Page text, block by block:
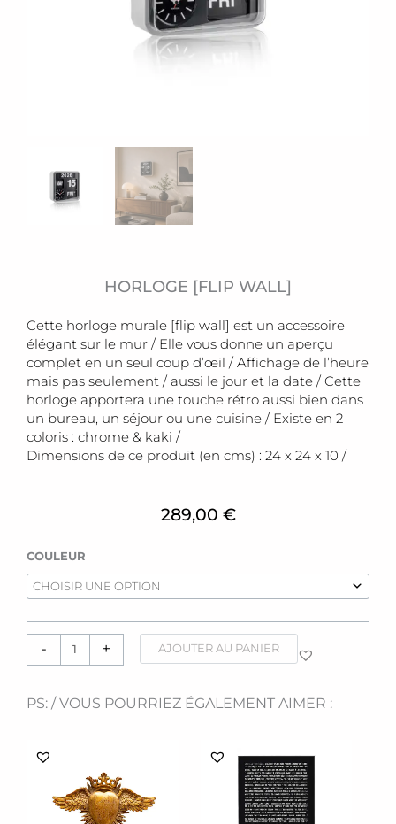
HORLOGE [FLIP WALL]
Cette horloge murale [flip wall] est un accessoire
élégant sur le mur / Elle vous donne un aperçu
complet en un seul coup d’œil / Affichage de l’heure
mais pas seulement / aussi le jour et la date / Cette
horloge apportera une touche rétro aussi bien dans
un bureau, un séjour ou une cuisine / Existe en 2
coloris : chrome & kaki /
Dimensions de ce produit (en cms) : 24 x 24 x 10 /
289,00 €
COULEUR
-
quantité
de
Horloge
+ AJOUTER AU PANIER
PS: / VOUS POURRIEZ ÉGALEMENT AIMER :